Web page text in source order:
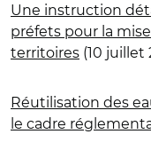
Une instruction
préfets pour la
territoires (10 juillet
Réutilisation des
le cadre